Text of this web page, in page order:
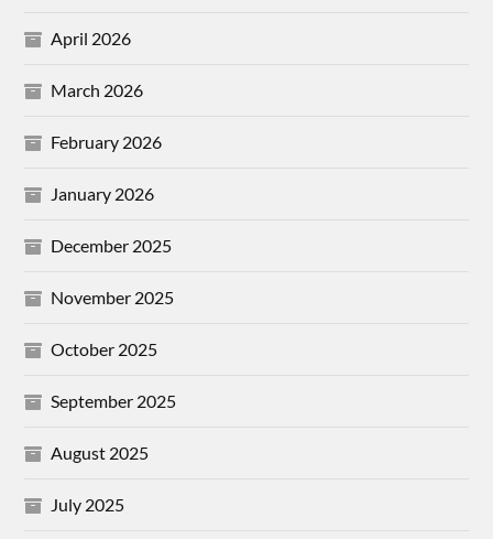
April 2026
March 2026
February 2026
January 2026
December 2025
November 2025
October 2025
September 2025
August 2025
July 2025